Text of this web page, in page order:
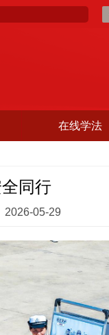
在线学法
全同行
2026-05-29